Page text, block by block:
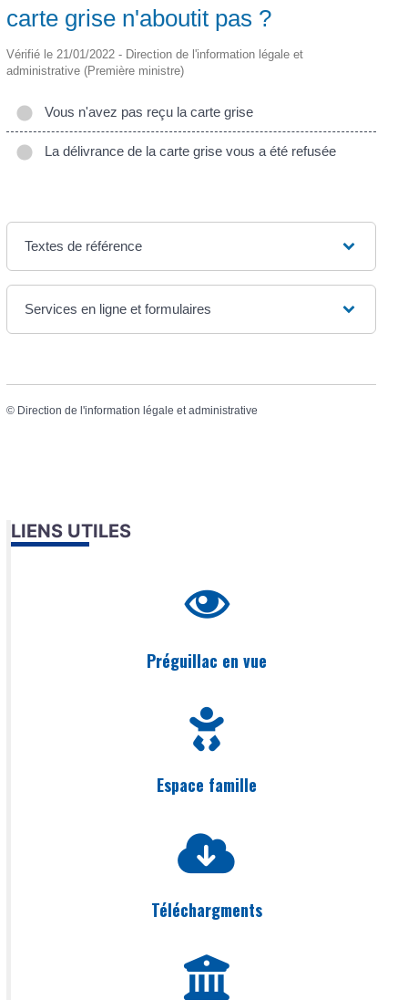
carte grise n'aboutit pas ?
Vérifié le 21/01/2022 - Direction de l'information légale et
administrative (Première ministre)
Vous n'avez pas reçu la carte grise
La délivrance de la carte grise vous a été refusée
Textes de référence
Services en ligne et formulaires
© Direction de l'information légale et administrative
LIENS UTILES
Préguillac en vue
Espace famille
Téléchargments